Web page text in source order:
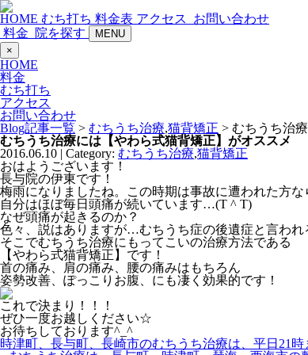
HOME むち打ち 料金表 アクセス
お問い合わせ
料金
院を探す
MENU
×
HOME
料金
むち打ち
アクセス
お問い合わせ
Blog記事一覧 > むちうち治療,猫背矯正 > むちうち治
むちうち治療には【やわら式猫背矯正】がオススメ
2016.06.10 | Category: むちうち治療,猫背矯正
おはようございます！
長与院の伊東です！
梅雨になりましたね。この時期は事故に遭われた方
自分はほぼ毎日頭痛が続いています…(T ^ T)
なぜ頭痛が起きるのか？
色々、説はありますが…むちうち症の後遺症と言われ
そこでむちうち治療にもってこいの治療方法である
【やわら式猫背矯正】です！
首の痛み、肩の痛み、腰の痛みはもちろん
姿勢改善、ぽっこりお腹、にも凄く効果的です！
これで決まり！！！
ぜひ一度お越しください☆
お待ちしております^_^
時津町、長与町、長崎市のむちうち治療は、平日21